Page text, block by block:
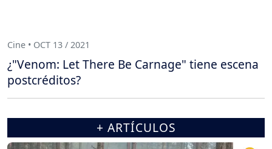
Cine • OCT 13 / 2021
¿"Venom: Let There Be Carnage" tiene escena
postcréditos?
+ ARTÍCULOS